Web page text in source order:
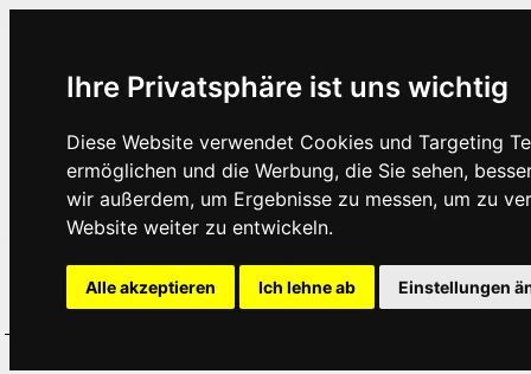
Ihre Privatsphäre ist uns wichtig
Diese Website verwendet Cookies und Targeting
ermöglichen und die Werbung, die Sie sehen,
wir außerdem, um Ergebnisse zu messen, um zu
Website weiter zu entwickeln.
Alle akzeptieren Ich lehne ab Einstellungen